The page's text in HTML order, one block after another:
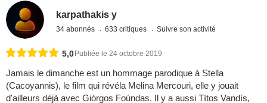
karpathakis y
34 abonnés 633 critiques Suivre son activité
5,0 Publiée le 24 octobre 2019
Jamais le dimanche est un hommage parodique à Stella
(Cacoyannis), le film qui révéla Melina Mercouri, elle y jouait
d'ailleurs déjà avec Giórgos Foúndas. Il y a aussi Títos Vandís,